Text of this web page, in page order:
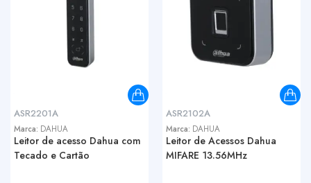
ASR2201A
Marca: DAHUA
Leitor de acesso Dahua com
Tecado e Cartão
ASR2102A
Marca: DAHUA
Leitor de Acessos Dahua
MIFARE 13.56MHz